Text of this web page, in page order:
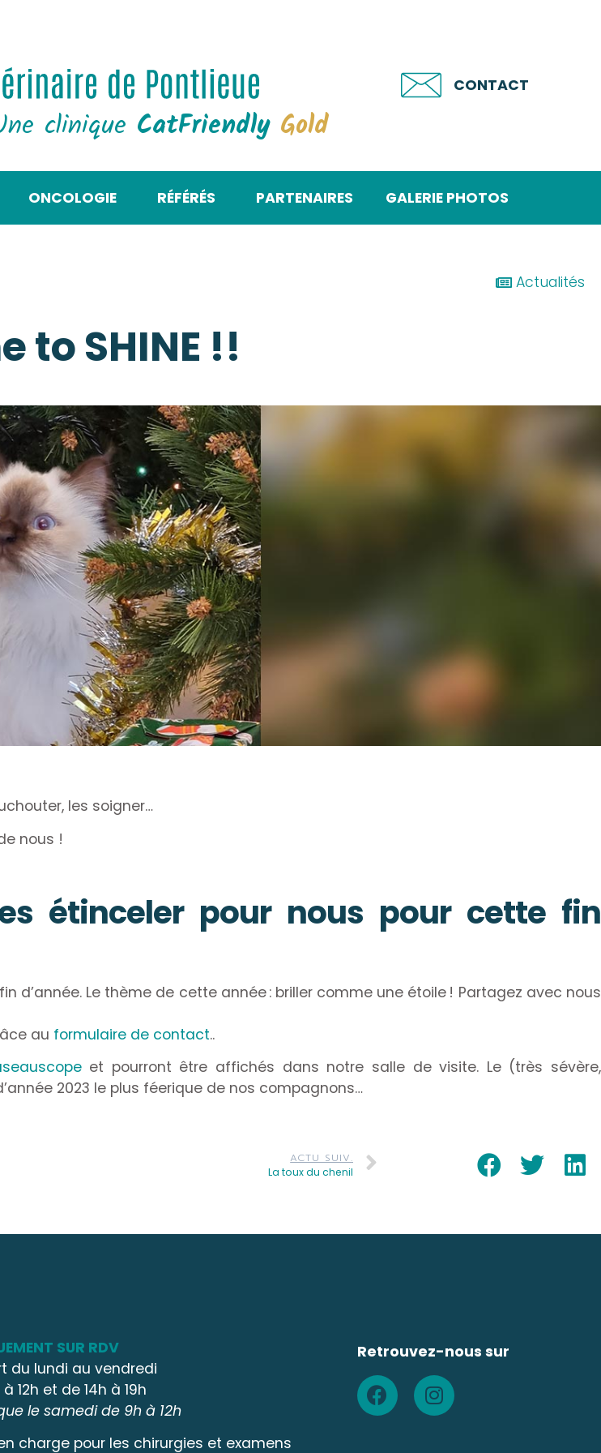
clinique CatFriendly Gold
CONTACT
ONCOLOGIE RÉFÉRÉS PARTENAIRES GALERIE PHOTOS
Actualités
to SHINE !!
les soigner…
nous !
étinceler pour nous pour cette fin
Le thème de cette année : briller comme une étoile ! Partagez avec nous
au formulaire de contact..
et pourront être affichés dans notre salle de visite. Le (très sévère,
2023 le plus féerique de nos compagnons…
ACTU SUIV.
La toux du chenil
SUR RDV
du lundi au vendredi
12h et de 14h à 19h
le samedi de 9h à 12h
charge pour les chirurgies et examens
Retrouvez-nous sur